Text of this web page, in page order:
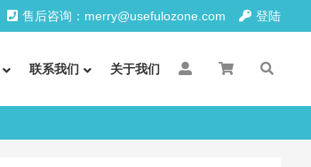
售后咨询：merry@usefulozone.com 登陆
联系我们 关于我们